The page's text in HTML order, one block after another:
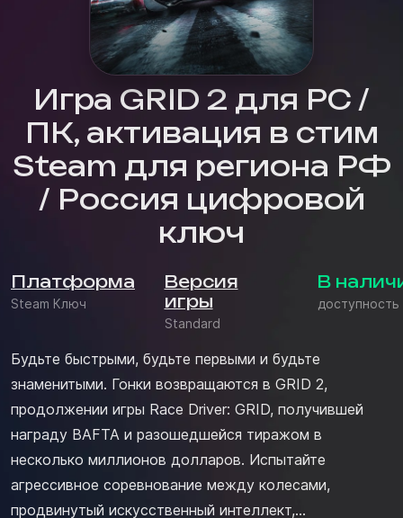
Игра GRID 2 для PC /
ПК, активация в стим
Steam для региона РФ
/ Россия цифровой
ключ
Платформа
Steam Ключ
Версия
игры
Standard
В
доступность
Будьте быстрыми, будьте первыми и будьте
знаменитыми. Гонки возвращаются в GRID 2,
продолжении игры Race Driver: GRID, получившей
награду BAFTA и разошедшейся тиражом в
несколько миллионов долларов. Испытайте
агрессивное соревнование между колесами,
продвинутый искусственный интеллект,